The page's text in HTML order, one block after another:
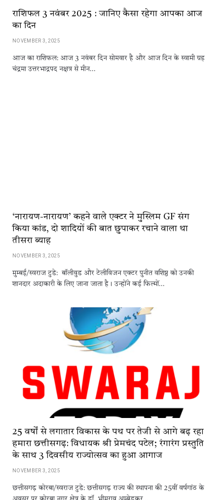
राशिफल 3 नवंबर 2025 : जानिए कैसा रहेगा आपका आज
का दिन
NOVEMBER 3, 2025
आज का राशिफल: आज 3 नवंबर दिन सोमवार है और आज दिन के स्वामी ग्रह
चंद्रमा उत्तरभाद्रपद नक्षत्र से मीन…
‘नारायण-नारायण’ कहने वाले एक्टर ने मुस्लिम GF संग
किया कांड, दो शादियों की बात छुपाकर रचाने वाला था
तीसरा ब्याह
NOVEMBER 3, 2025
मुम्बई/स्वराज टुडे: बॉलीवुड और टेलीविजन एक्टर पुनीत वशिष्ठ को उनकी
शानदार अदाकारी के लिए जाना जाता है। उन्होंने कई फिल्मों…
25 वर्षों से लगातार विकास के पथ पर तेजी से आगे बढ़ रहा
हमारा छत्तीसगढ़: विधायक श्री प्रेमचंद पटेल; रंगारंग प्रस्तुति
के साथ 3 दिवसीय राज्योत्सव का हुआ आगाज
NOVEMBER 3, 2025
छत्तीसगढ़ कोरबा/स्वराज टुडे: छत्तीसगढ़ राज्य की स्थापना की 25वीं वर्षगांठ के